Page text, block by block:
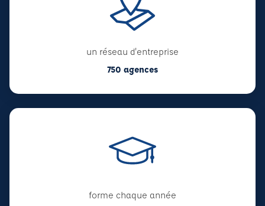
un réseau d'entreprise
750 agences
forme chaque année